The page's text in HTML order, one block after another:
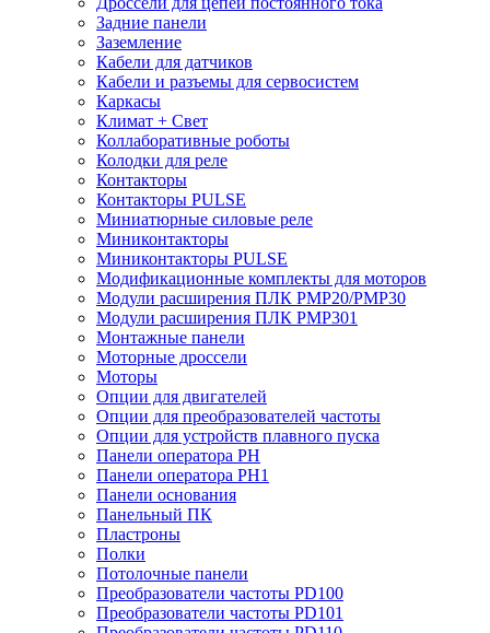
Задние панели
Заземление
Кабели для датчиков
Кабели и разъемы для сервосистем
Каркасы
Климат + Свет
Коллаборативные роботы
Колодки для реле
Контакторы
Контакторы PULSE
Миниатюрные силовые реле
Миниконтакторы
Миниконтакторы PULSE
Модификационные комплекты для моторов
Модули расширения ПЛК PMP20/PMP30
Модули расширения ПЛК PMP301
Монтажные панели
Моторные дроссели
Моторы
Опции для двигателей
Опции для преобразователей частоты
Опции для устройств плавного пуска
Панели оператора PH
Панели оператора PH1
Панели основания
Панельный ПК
Пластроны
Полки
Потолочные панели
Преобразователи частоты PD100
Преобразователи частоты PD101